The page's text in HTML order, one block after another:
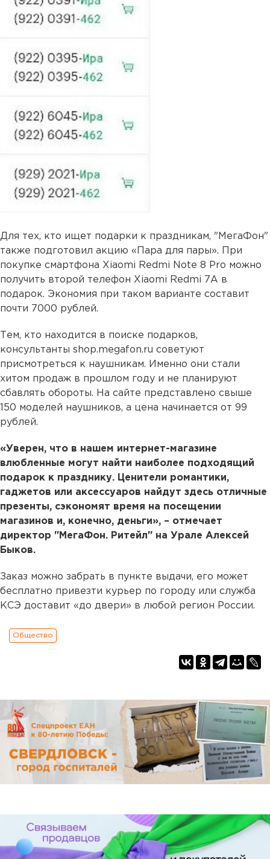
Для тех, кто ищет подарки к праздникам, "МегаФон"
также подготовил акцию «Пара для пары». При
покупке смартфона Xiaomi Redmi Note 8 Pro можно
получить второй телефон Xiaomi Redmi 7А в
подарок. Экономия при таком варианте составит
почти 7000 рублей.
Тем, кто находится в поиске подарков,
консультанты shop.megafon.ru советуют
присмотреться к наушникам. Именно они стали
хитом продаж в прошлом году и не планируют
сбавлять обороты. На сайте представлено свыше
150 моделей наушников, а цена начинается от 99
рублей.
«Уверен, что в нашем интернет-магазине
влюбленные могут найти наиболее подходящий
подарок к празднику. Ценители романтики,
гаджетов или аксессуаров найдут здесь отличные
презенты, сэкономят время на посещении
магазинов и, конечно, деньги», – отмечает
директор "МегаФон. Ритейл" на Урале Алексей
Быков.
Заказ можно забрать в пункте выдачи, его может
бесплатно привезти курьер по городу или служба
КСЭ доставит «до двери» в любой регион России.
Общество